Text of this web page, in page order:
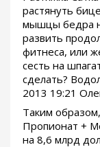
растянуть
мышцы бедра
развить
фитнеса, или
сесть на
сделать?
2013 19:21
Таким
Пропионат +
на 8,6 млрд